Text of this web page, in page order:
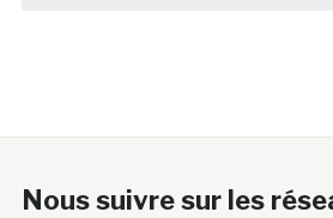
Nous suivre sur les